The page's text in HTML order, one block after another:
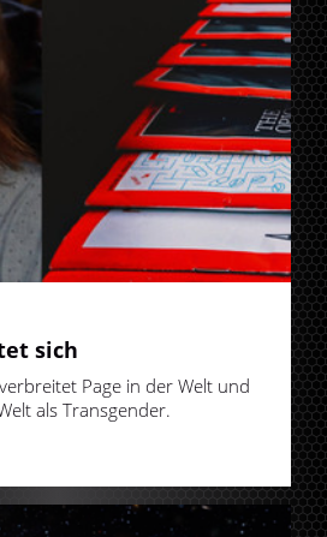
sich
Page in der Welt und
als Transgender.